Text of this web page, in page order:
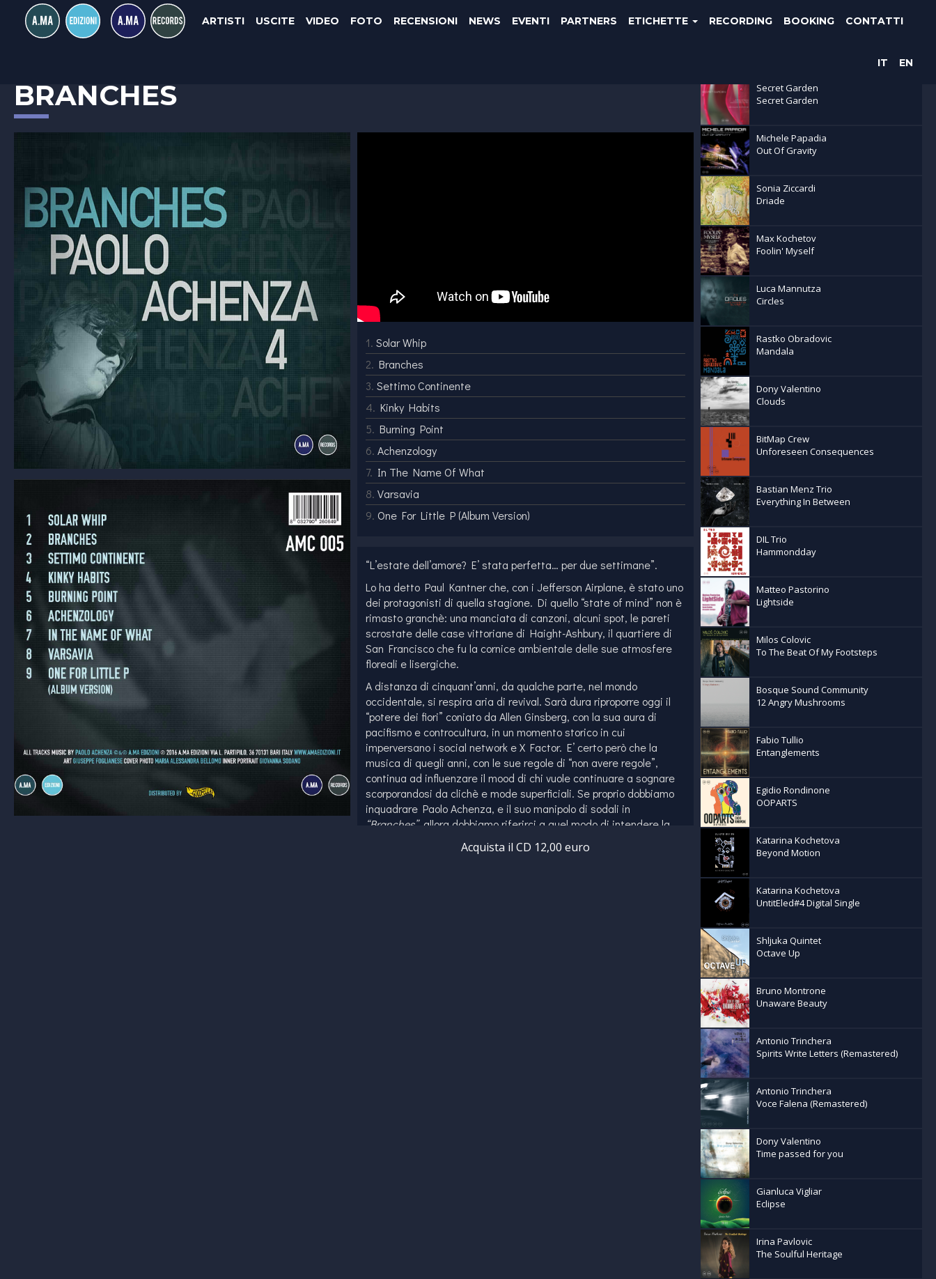
ARTISTI USCITE VIDEO FOTO RECENSIONI NEWS EVENTI PARTNERS ETICHETTE RECORDING BOOKING CONTATTI
IT EN
BRANCHES
1. Solar Whip
2. Branches
3. Settimo Continente
4. Kinky Habits
5. Burning Point
6. Achenzology
7. In The Name Of What
8. Varsavia
9. One For Little P (Album Version)
“L’estate dell’amore? E’ stata perfetta… per due settimane”.
Lo ha detto Paul Kantner che, con i Jefferson Airplane, è stato uno
dei protagonisti di quella stagione. Di quello “state of mind” non è
rimasto granchè: una manciata di canzoni, alcuni spot, le pareti
scrostate delle case vittoriane di Haight-Ashbury, il quartiere di
San Francisco che fu la cornice ambientale delle sue atmosfere
floreali e lisergiche.
A distanza di cinquant’anni, da qualche parte, nel mondo
occidentale, si respira aria di revival. Sarà dura riproporre oggi il
“potere dei fiori” coniato da Allen Ginsberg, con la sua aura di
pacifismo e controcultura, in un momento storico in cui
imperversano i social network e X Factor. E’ certo però che la
musica di quegli anni, con le sue regole di “non avere regole”,
continua ad influenzare il mood di chi vuole continuare a sognare
scorporandosi da clichè e mode superficiali. Se proprio dobbiamo
inquadrare Paolo Achenza, e il suo manipolo di sodali in
“Branches”, allora dobbiamo riferirci a quel modo di intendere la
superficiali atteggiamenti estetici e si riappropria di una
Acquista il CD 12,00 euro
Secret Garden
Secret Garden
Michele Papadia
Out Of Gravity
Sonia Ziccardi
Driade
Max Kochetov
Foolin' Myself
Luca Mannutza
Circles
Rastko Obradovic
Mandala
Dony Valentino
Clouds
BitMap Crew
Unforeseen Consequences
Bastian Menz Trio
Everything In Between
DIL Trio
Hammondday
Matteo Pastorino
Lightside
Milos Colovic
To The Beat Of My Footsteps
Bosque Sound Community
12 Angry Mushrooms
Fabio Tullio
Entanglements
Egidio Rondinone
OOPARTS
Katarina Kochetova
Beyond Motion
Katarina Kochetova
UntitEled#4 Digital Single
Shljuka Quintet
Octave Up
Bruno Montrone
Unaware Beauty
Antonio Trinchera
Spirits Write Letters (Remastered)
Antonio Trinchera
Voce Falena (Remastered)
Dony Valentino
Time passed for you
Gianluca Vigliar
Eclipse
Irina Pavlovic
The Soulful Heritage